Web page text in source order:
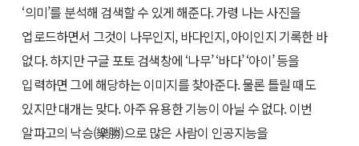
‘의미’를 분석해 검색할 수 있게 해준다. 가령 나는 사진을
업로드하면서 그것이 나무인지, 바다인지, 아이인지 기록한 바
없다. 하지만 구글 포토 검색창에 ‘나무’ ‘바다’ ‘아이’ 등을
입력하면 그에 해당하는 이미지를 찾아준다. 물론 틀릴 때도
있지만 대개는 맞다. 아주 유용한 기능이 아닐 수 없다. 이번
알파고의 낙승(樂勝)으로 많은 사람이 인공지능을